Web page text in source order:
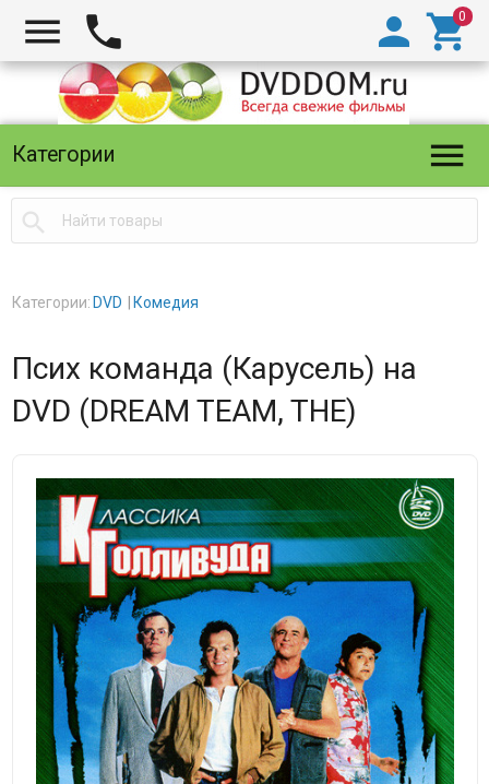
  

Категории 

Категории: DVD Комедия
Псих команда (Карусель) на
DVD (DREAM TEAM, THE)